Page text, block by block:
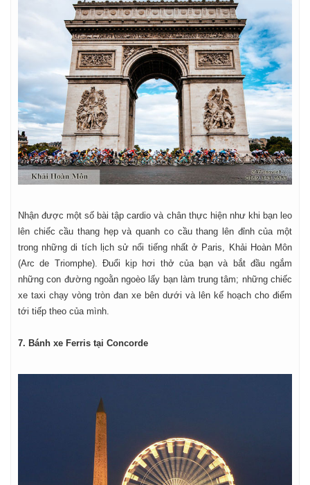
Nhận được một số bài tập cardio và chân thực hiện như khi bạn leo
lên chiếc cầu thang hẹp và quanh co cầu thang lên đỉnh của một
trong những di tích lịch sử nổi tiếng nhất ở Paris, Khải Hoàn Môn
(Arc de Triomphe). Đuổi kịp hơi thở của bạn và bắt đầu ngắm
những con đường ngoằn ngoèo lấy bạn làm trung tâm; những chiếc
xe taxi chạy vòng tròn đan xe bên dưới và lên kế hoạch cho điểm
tới tiếp theo của mình.
7. Bánh xe Ferris tại Concorde